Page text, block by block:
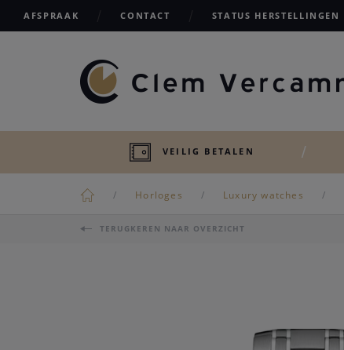
AFSPRAAK CONTACT STATUS HERSTELLINGEN
VEILIG BETALEN
Horloges Luxury watches
TERUGKEREN NAAR OVERZICHT